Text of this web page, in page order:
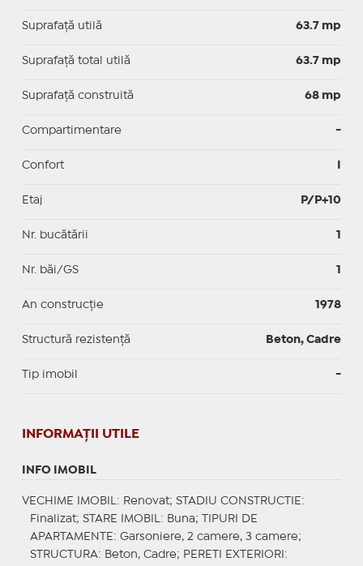
Suprafaţă utilă 63.7 mp
Suprafaţă total utilă 63.7 mp
Suprafaţă construită 68 mp
Compartimentare -
Confort
Etaj P/P+10
Nr. bucătării 1
Nr. băi/GS 1
An construcție 1978
Structură rezistență Beton, Cadre
Tip imobil -
INFORMAŢII UTILE
INFO IMOBIL
VECHIME IMOBIL : Renovat; STADIU CONSTRUCTIE :
Finalizat; STARE IMOBIL : Buna;
TIPURI DE
APARTAMENTE : Garsoniere, 2 camere, 3 camere;
STRUCTURA: Beton, Cadre; PERETI EXTERIORI :